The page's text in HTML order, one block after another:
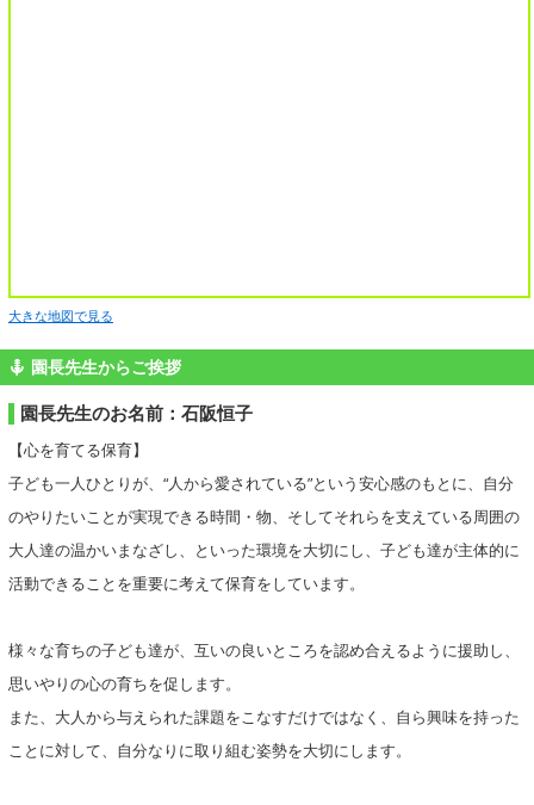
大きな地図で見る
園長先生からご挨拶
園長先生のお名前：石阪恒子
【心を育てる保育】
子ども一人ひとりが、“人から愛されている”という安心感のもとに、自分
のやりたいことが実現できる時間・物、そしてそれらを支えている周囲の
大人達の温かいまなざし、といった環境を大切にし、子ども達が主体的に
活動できることを重要に考えて保育をしています。
様々な育ちの子ども達が、互いの良いところを認め合えるように援助し、
思いやりの心の育ちを促します。
また、大人から与えられた課題をこなすだけではなく、自ら興味を持った
ことに対して、自分なりに取り組む姿勢を大切にします。